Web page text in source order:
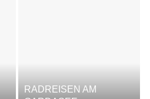
RADREISEN AM